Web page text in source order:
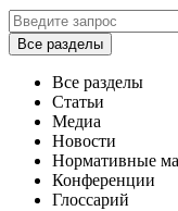
Все разделы
Все разделы
Статьи
Медиа
Новости
Нормативные
Конференции
Глоссарий